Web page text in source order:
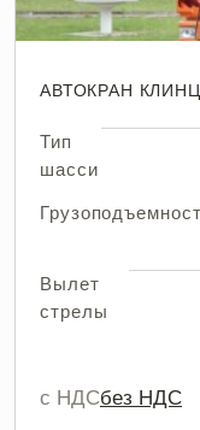
АВТОКРАН
Тип
шасси
Вылет
стрелы
с НДСбез НДС